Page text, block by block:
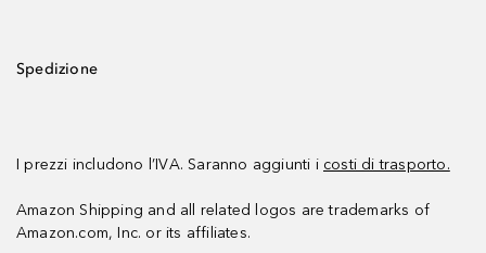
Spedizione
I prezzi includono l’IVA. Saranno aggiunti i costi di trasporto.
Amazon Shipping and all related logos are trademarks of
Amazon.com, Inc. or its affiliates.